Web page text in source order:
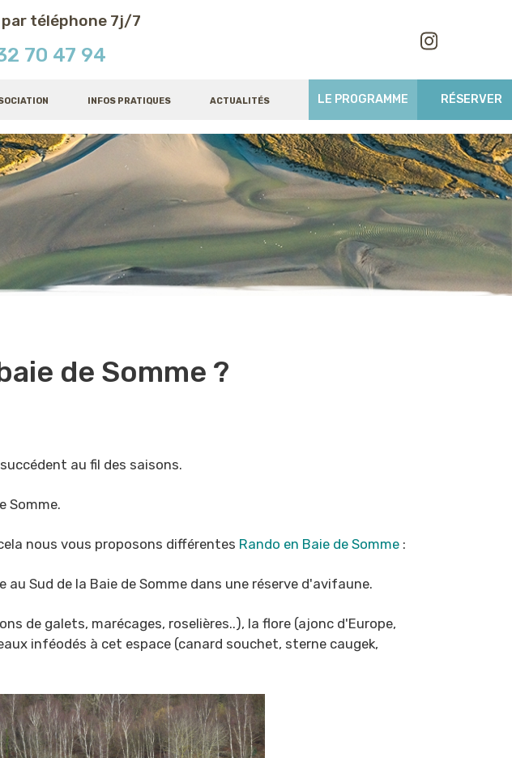
téléphone 7j/7
70 47 94
INFOS PRATIQUES ACTUALITÉS LE PROGRAMME RÉSERVER
de Somme ?
au fil des saisons.
Somme.
nous vous proposons différentes Rando en Baie de Somme :
au Sud de la Baie de Somme dans une réserve d'avifaune.
de galets, marécages, roselières..), la flore (ajonc d'Europe,
inféodés à cet espace (canard souchet, sterne caugek,